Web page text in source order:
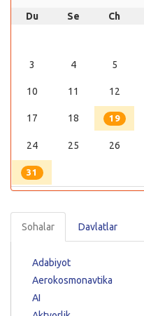
Du Se Ch
3 4 5
10 11 12
17 18 19
24 25 26
31
Sohalar Davlatlar
Adabiyot
Aerokosmonavtika
AI